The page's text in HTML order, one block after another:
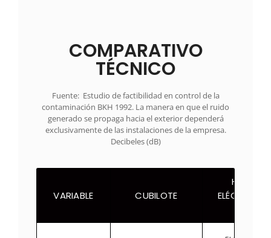
COMPARATIVO
TÉCNICO
Fuente: Estudio de factibilidad en control de la
contaminación BKH 1992. La manera en que el ruido
generado se propaga hacia el exterior dependerá
exclusivamente de las instalaciones de la empresa.
Decibeles (dB)
VARIABLE CUBILOTE
HORNO
ELÉCTRICO